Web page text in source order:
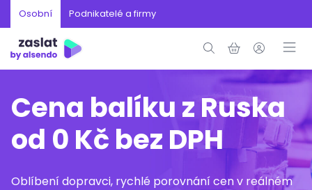
Osobní Podnikatelé a firmy
Cena balíku z Ruska
od 0 Kč bez DPH
Oblíbení dopravci, rychlé porovnání cen v reálném